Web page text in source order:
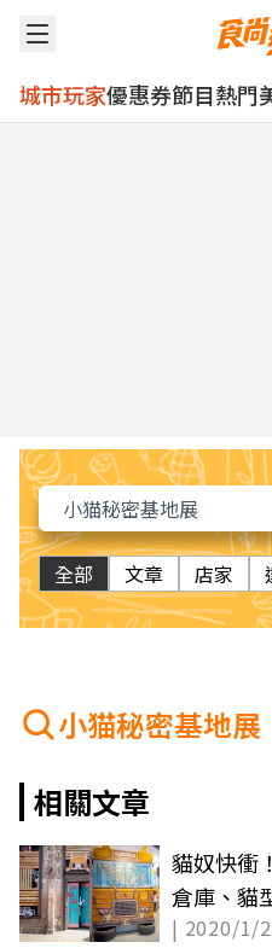
城市玩家優惠券節目熱門
全部 文章 店家
小猫秘密基地展
相關文章
貓奴快衝
倉庫、貓
| 2020/1/